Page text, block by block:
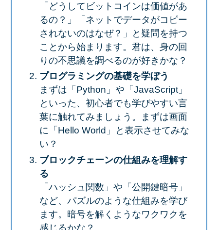
「どうしてビットコインは価値があ
るの？」「ネットでデータがコピー
されないのはなぜ？」と疑問を持つ
ことから始まります。 君は、身の回
りの不思議を調べるのが好きかな？
プログラミングの基礎を学ぼう
まずは「Python」や「JavaScript」
といった、初心者でも学びやすい言
葉に触れてみましょう。
まずは画面
に「Hello World」と表示させてみな
い？
ブロックチェーンの仕組みを理解す
る
「ハッシュ関数」や「公開鍵暗号」
など、パズルのような仕組みを学び
ます。
暗号を解くようなワクワクを
感じるかな？